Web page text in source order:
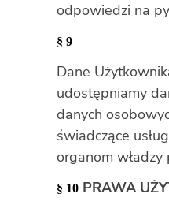
odpowiedzi na
§ 9
Dane
udostępniamy
danych
świadczące
organom
§ 10 PRAWA